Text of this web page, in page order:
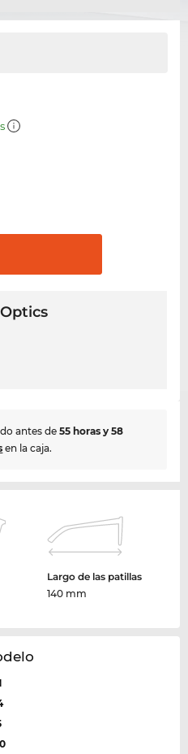
antes de55 horas y 58
en la caja.
Largo de las patillas
140 mm